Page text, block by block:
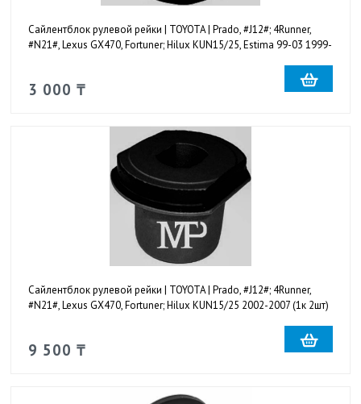
Сайлентблок рулевой рейки | TOYOTA | Prado, #J12#; 4Runner,
#N21#, Lexus GX470, Fortuner; Hilux KUN15/25, Estima 99-03 1999-
3 000 ₸
Сайлентблок рулевой рейки | TOYOTA | Prado, #J12#; 4Runner,
#N21#, Lexus GX470, Fortuner; Hilux KUN15/25 2002-2007 (1к 2шт)
9 500 ₸